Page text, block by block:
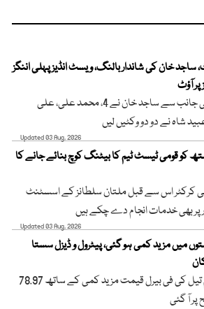
ساجد خان کی شاندار بالنگ، ویسٹ انڈیز پہلی اننگز
پاکستان کی جانب سے ساجد خان نے 4، محمد علی، علی
شاہ نے دو دو وکٹیں لیں
Updated 03 Aug, 2026
کو قومی ٹیسٹ ٹیم کا بیٹنگ کوچ بنائے جانے کا
کرکٹر اس سے قبل ملتان سلطانز کے اسسٹنٹ
پر بھی خدمات انجام دے چکے ہیں
Updated 03 Aug, 2026
میں مزید کمی ہو گئی، پیٹرول و ڈیزل سستا
امریکی خام تیل کی فی بیرل قیمت مزید کمی کے ساتھ 78.97
پر آ گئی